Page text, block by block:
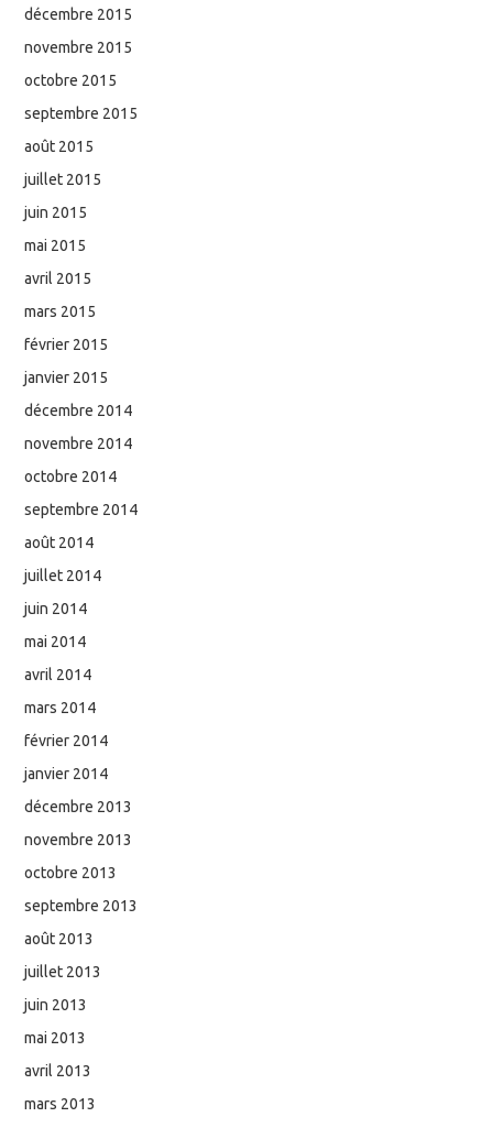
décembre 2015
novembre 2015
octobre 2015
septembre 2015
août 2015
juillet 2015
juin 2015
mai 2015
avril 2015
mars 2015
février 2015
janvier 2015
décembre 2014
novembre 2014
octobre 2014
septembre 2014
août 2014
juillet 2014
juin 2014
mai 2014
avril 2014
mars 2014
février 2014
janvier 2014
décembre 2013
novembre 2013
octobre 2013
septembre 2013
août 2013
juillet 2013
juin 2013
mai 2013
avril 2013
mars 2013